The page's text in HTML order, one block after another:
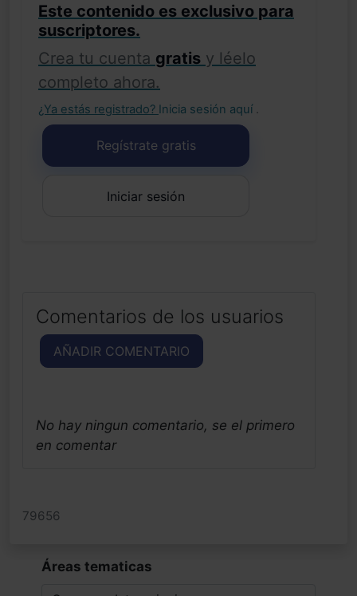
Este contenido es exclusivo para
suscriptores.
Crea tu cuenta gratis y léelo
completo ahora.
¿Ya estás registrado? Inicia sesión aquí .
Regístrate gratis
Iniciar sesión
Comentarios de los usuarios
AÑADIR COMENTARIO
No hay ningun comentario, se el primero
en comentar
79656
Áreas tematicas